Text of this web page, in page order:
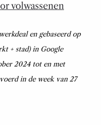
volwassenen
en gebaseerd op
+ stad) in Google
2024 tot en met
in de week van 27